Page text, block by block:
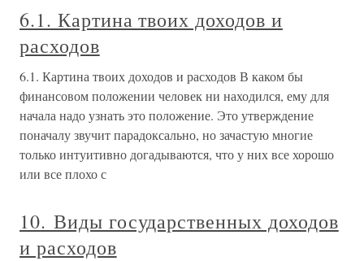
6.1. Картина твоих доходов и
расходов
6.1. Картина твоих доходов и расходов В каком бы
финансовом положении человек ни находился, ему для
начала надо узнать это положение. Это утверждение
поначалу звучит парадоксально, но зачастую многие
только интуитивно догадываются, что у них все хорошо
или все плохо с
10. Виды государственных доходов
и расходов